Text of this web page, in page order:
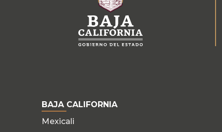
BAJA CALIFORNIA
Mexicali